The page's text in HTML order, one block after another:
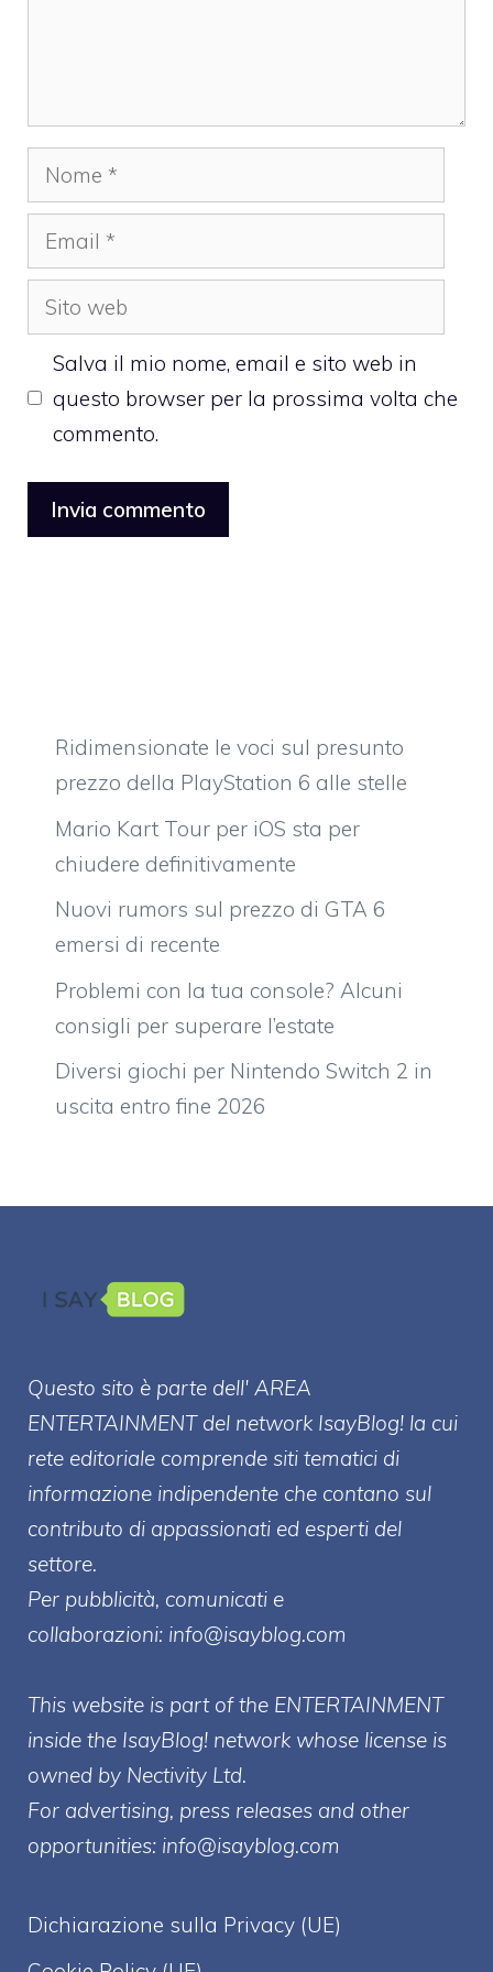
Nome
Email
Sito
web
Salva il mio nome, email e sito web in
questo browser per la prossima volta che
commento.
Ridimensionate le voci sul presunto
prezzo della PlayStation 6 alle stelle
Mario Kart Tour per iOS sta per
chiudere definitivamente
Nuovi rumors sul prezzo di GTA 6
emersi di recente
Problemi con la tua console? Alcuni
consigli per superare l’estate
Diversi giochi per Nintendo Switch 2 in
uscita entro fine 2026
Questo sito è parte dell' AREA
ENTERTAINMENT del network IsayBlog! la cui
rete editoriale comprende siti tematici di
informazione indipendente che contano sul
contributo di appassionati ed esperti del
settore.
Per pubblicità, comunicati e
collaborazioni: info@isayblog.com
This website is part of the ENTERTAINMENT
inside the IsayBlog! network whose license is
owned by Nectivity Ltd.
For advertising, press releases and other
opportunities: info@isayblog.com
Dichiarazione sulla Privacy (UE)